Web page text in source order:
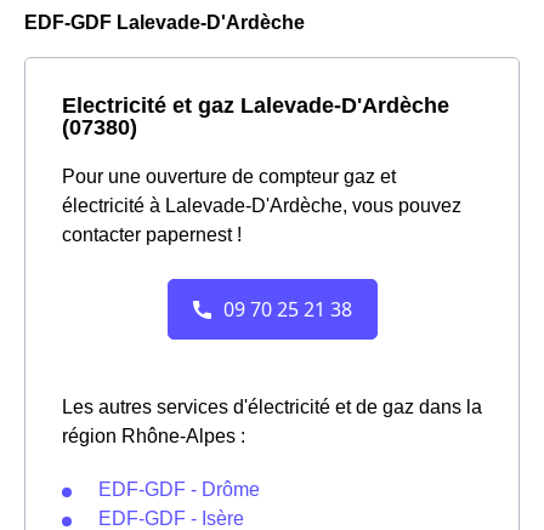
EDF-GDF Lalevade-D'Ardèche
Electricité et gaz Lalevade-D'Ardèche
(07380)
Pour une ouverture de compteur gaz et
électricité à Lalevade-D'Ardèche, vous pouvez
contacter papernest !
Les autres services d'électricité et de gaz dans la
région Rhône-Alpes :
EDF-GDF - Drôme
EDF-GDF - Isère